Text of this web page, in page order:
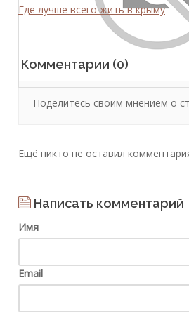
Где лучше всего жить в крыму
Комментарии (0)
Поделитесь своим мнением о
Ещё никто не оставил
Написать комментарий
Имя
Email